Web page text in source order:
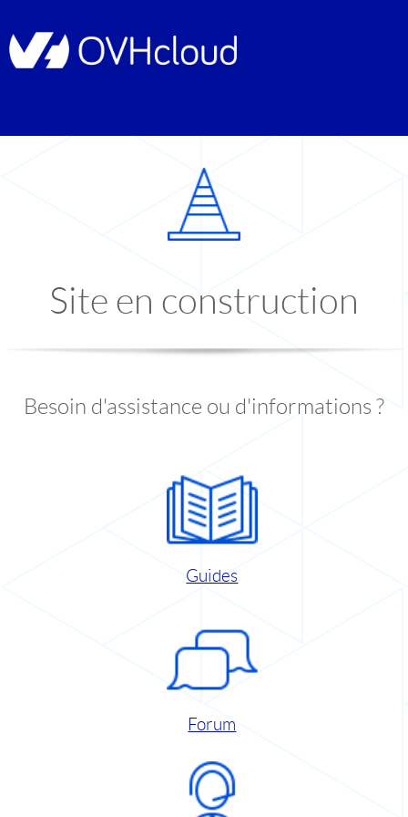
Site en construction
Besoin d'assistance ou d'informations ?
Guides
Forum